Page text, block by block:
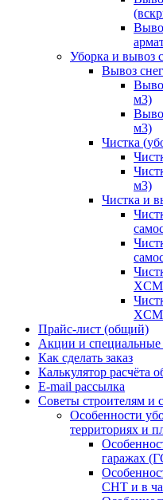
Уборка и вывоз
Вывоз
м3)
м3)
Чистка
м3)
Чистка и
Прайс-лист (общий)
Акции и
Как сделать заказ
Калькулятор расчёта
E-mail рассылка
Советы строителям и
Особенности
территориях и
гаражах
СНТ и в